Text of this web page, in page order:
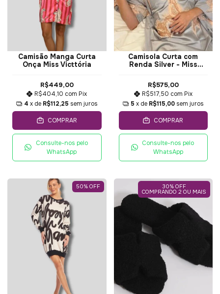
Camisão Manga Curta
Onça Miss Victtória
R$449,00
R$404,10 com Pix
4 x de R$112,25 sem juros
COMPRAR
Consulte-nos pelo
WhatsApp
Camisola Curta com
Renda Silver - Miss
R$575,00
R$517,50 com Pix
5 x de R$115,00 sem juros
COMPRAR
Consulte-nos pelo
WhatsApp
50% OFF 30% OFF
COMPRANDO 2 OU MAIS